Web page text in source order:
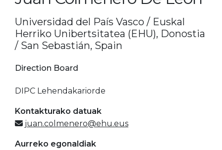
Universidad del País Vasco / Euskal
Herriko Unibertsitatea (EHU), Donostia
/ San Sebastián, Spain
Direction Board
DIPC Lehendakariorde
Kontakturako datuak
juan.colmenero@ehu.eus
Aurreko egonaldiak